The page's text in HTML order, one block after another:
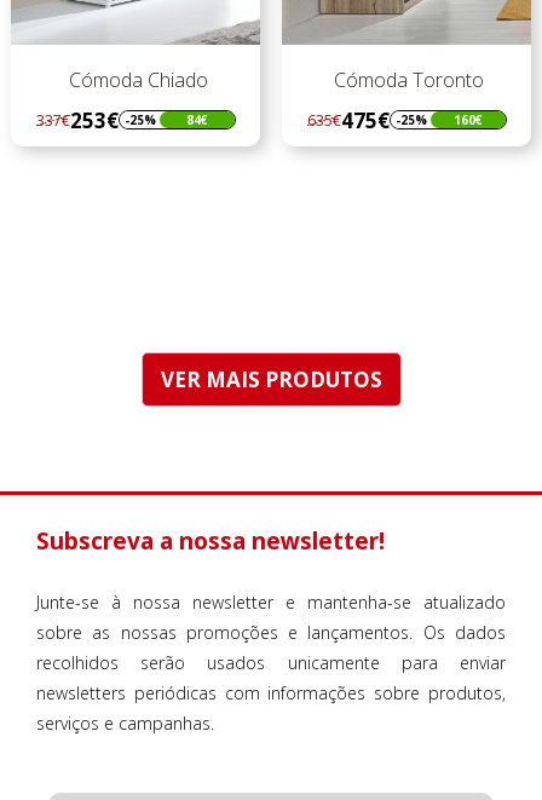
Cómoda Chiado
Regular
preço
337€253€
Preço -25% 84€
Cómoda Toronto
Regular
preço
635€475€
Preço -25% 160€
VER MAIS PRODUTOS
Subscreva a nossa newsletter!
Junte-se à nossa newsletter e mantenha-se atualizado
sobre as nossas promoções e lançamentos. Os dados
recolhidos serão usados unicamente para enviar
newsletters periódicas com informações sobre produtos,
serviços e campanhas.